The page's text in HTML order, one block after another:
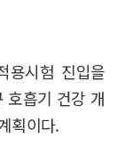
용시험 진입을
호흡기 건강 개
획이다.